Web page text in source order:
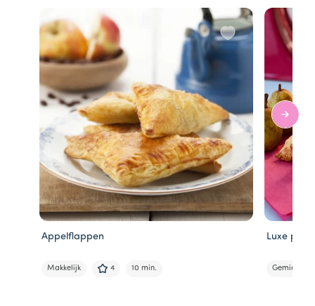
Appelflappen
Makkelijk 4 10 min.
Luxe
Gemiddeld